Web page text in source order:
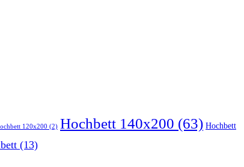
120x200 (2) Hochbett 140x200 (63) Hochbett
(13)